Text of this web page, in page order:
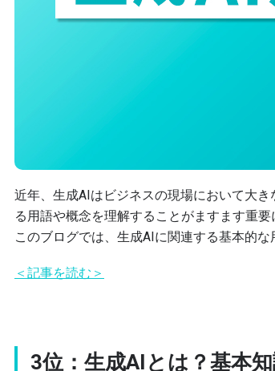
近年、生成AIはビジネスの現場において大
る用語や概念を理解することがますます重要
このブログでは、生成AIに関連する基本的な
＜記事を読む＞
3位：生成AIとは？基本